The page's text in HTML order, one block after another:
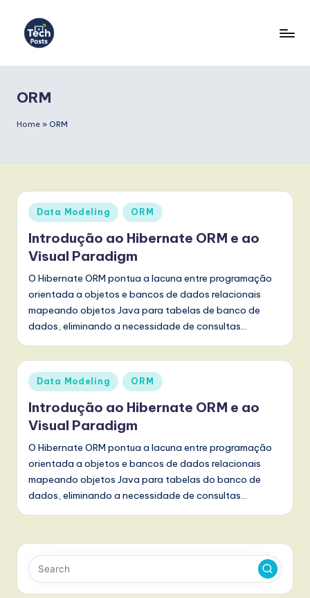
c
h
s
t
s
P
o
r
t
u
g
u
e
s
e
-
L
a
t
e
ORM
Home » ORM
Posted
in
Data Modeling ORM
Introdução ao Hibernate ORM e ao
Visual Paradigm
O Hibernate ORM pontua a lacuna entre programação
orientada a objetos e bancos de dados relacionais
mapeando objetos Java para tabelas de banco de
dados, eliminando a necessidade de consultas…
Posted
in
Data Modeling ORM
Introdução ao Hibernate ORM e ao
Visual Paradigm
O Hibernate ORM pontua a lacuna entre programação
orientada a objetos e bancos de dados relacionais
mapeando objetos Java para tabelas do banco de
dados, eliminando a necessidade de consultas…